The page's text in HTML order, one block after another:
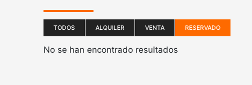
TODOS ALQUILER VENTA RESERVADO
No se han encontrado resultados